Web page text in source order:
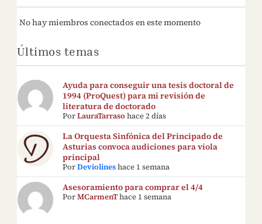
No hay miembros conectados en este momento
Últimos temas
Ayuda para conseguir una tesis doctoral de
1994 (ProQuest) para mi revisión de
literatura de doctorado
PorLauraTarraso hace 2 días
La Orquesta Sinfónica del Principado de
Asturias convoca audiciones para viola
principal
PorDeviolines hace 1 semana
Asesoramiento para comprar el 4/4
PorMCarmenThace 1 semana